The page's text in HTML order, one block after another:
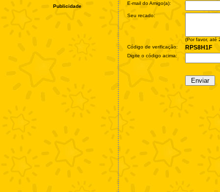
Publicidade
E-mail do Amigo(a):
Seu recado:
(Por favor, até
Código de verificação:
RPS8H1F
Digite o código acima: